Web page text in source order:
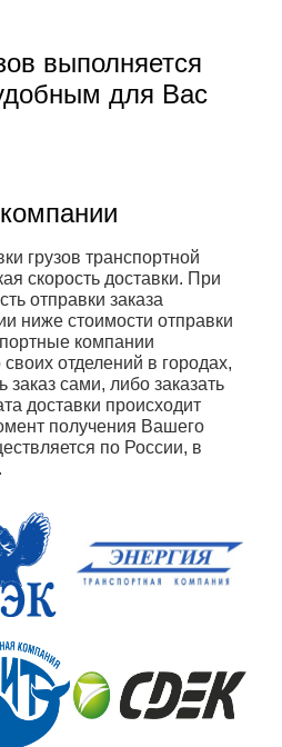
выполняется
для Вас
грузов транспортной
скорость доставки. При
отправки заказа
ниже стоимости отправки
компании
отделений в городах,
заказ сами, либо заказать
доставки происходит
получения Вашего
по России, в